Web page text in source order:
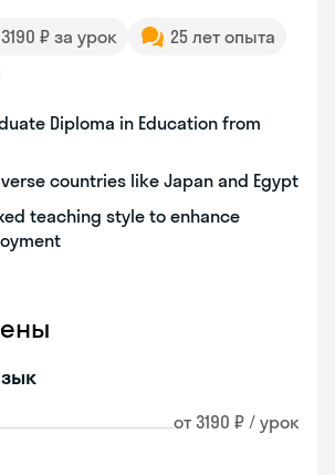
₽ за урок
25 лет опыта
Diploma in Education from
countries like Japan and Egypt
teaching style to enhance
от 3190 ₽ / урок